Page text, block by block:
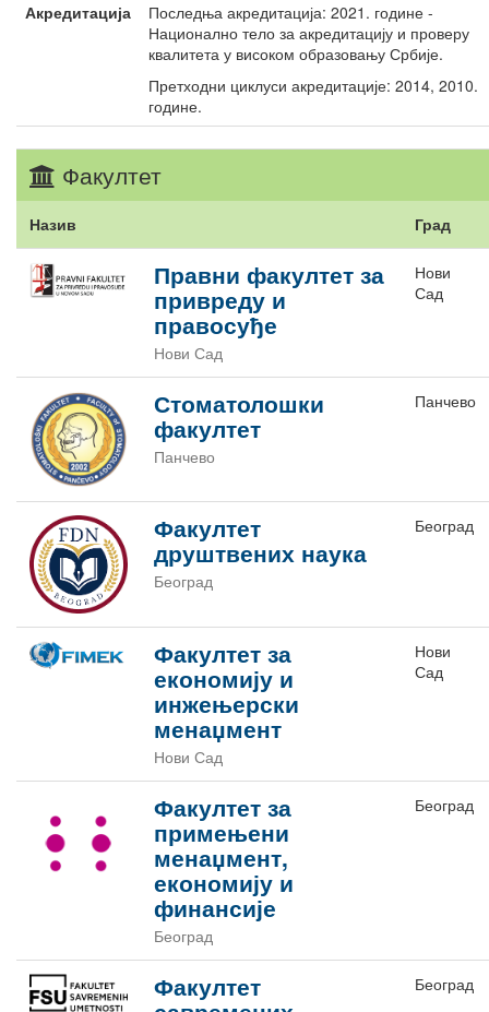
Акредитација
Последња акредитација: 2021. године -
Национално тело за акредитацију и проверу
квалитета у високом образовању Србије.
Претходни циклуси акредитације: 2014, 2010.
године.
Факултет
Назив Град
Правни факултет за
привреду и
правосуђе
Нови Сад
Нови
Сад
Стоматолошки
факултет
Панчево
Панчево
Факултет
друштвених наука
Београд
Београд
Факултет за
економију и
инжењерски
менаџмент
Нови Сад
Нови
Сад
Факултет за
примењени
менаџмент,
економију и
финансије
Београд
Београд
Факултет Београд